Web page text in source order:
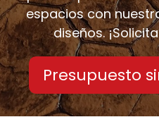
espacios con
diseños.
Presupuesto